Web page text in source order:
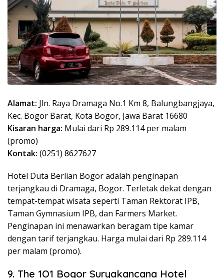
Alamat: Jln. Raya Dramaga No.1 Km 8, Balungbangjaya,
Kec. Bogor Barat, Kota Bogor, Jawa Barat 16680
Kisaran harga: Mulai dari Rp 289.114 per malam
(promo)
Kontak: (0251) 8627627
Hotel Duta Berlian Bogor adalah penginapan
terjangkau di Dramaga, Bogor. Terletak dekat dengan
tempat-tempat wisata seperti Taman Rektorat IPB,
Taman Gymnasium IPB, dan Farmers Market.
Penginapan ini menawarkan beragam tipe kamar
dengan tarif terjangkau. Harga mulai dari Rp 289.114
per malam (promo).
9. The 1O1 Bogor Suryakancana Hotel